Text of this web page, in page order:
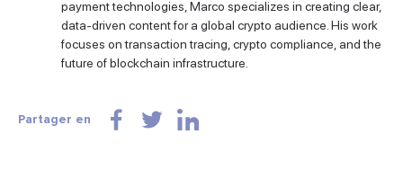
payment technologies, Marco specializes in creating clear,
data-driven content for a global crypto audience. His work
focuses on transaction tracing, crypto compliance, and the
future of blockchain infrastructure.
Partager en